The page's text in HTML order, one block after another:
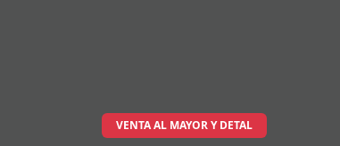
VENTA AL MAYOR Y DETAL